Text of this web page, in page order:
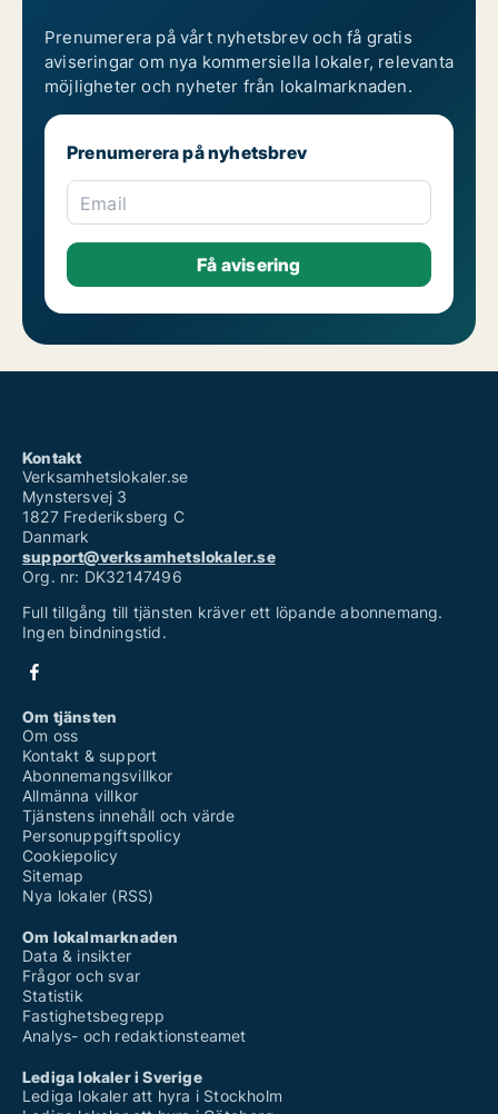
Prenumerera på vårt nyhetsbrev och få gratis
aviseringar om nya kommersiella lokaler, relevanta
möjligheter och nyheter från lokalmarknaden.
Prenumerera på nyhetsbrev
Email
Kontakt
Verksamhetslokaler.se
Mynstersvej 3
1827 Frederiksberg C
Danmark
support@verksamhetslokaler.se
Org. nr: DK32147496
Full tillgång till tjänsten kräver ett löpande abonnemang.
Ingen bindningstid.
Om tjänsten
Om oss
Kontakt & support
Abonnemangsvillkor
Allmänna villkor
Tjänstens innehåll och värde
Personuppgiftspolicy
Cookiepolicy
Sitemap
Nya lokaler (RSS)
Om lokalmarknaden
Data & insikter
Frågor och svar
Statistik
Fastighetsbegrepp
Analys- och redaktionsteamet
Lediga lokaler i Sverige
Lediga lokaler att hyra i Stockholm